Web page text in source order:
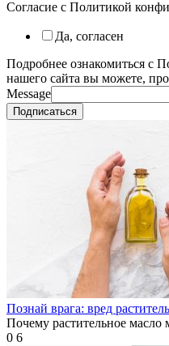
Согласие с Политикой
Да, согласен
Подробнее ознакомиться с
нашего сайта вы можете,
Message
Подписаться
Познай врага: вред
Почему растительное
0 6